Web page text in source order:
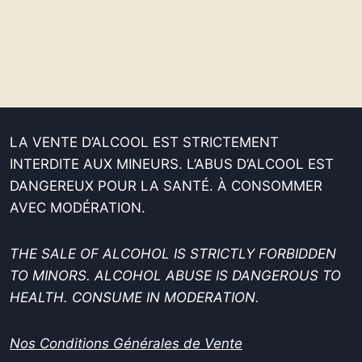
LA VENTE D’ALCOOL EST STRICTEMENT
INTERDITE AUX MINEURS. L’ABUS D’ALCOOL EST
DANGEREUX POUR LA SANTÉ. À CONSOMMER
AVEC MODÉRATION.
THE SALE OF ALCOHOL IS STRICTLY FORBIDDEN
TO MINORS. ALCOHOL ABUSE IS DANGEROUS TO
HEALTH. CONSUME IN MODERATION.
Nos Conditions Générales de Vente